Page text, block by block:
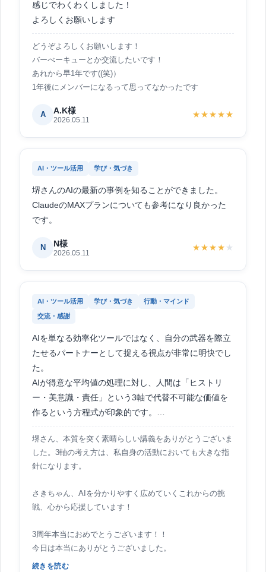
感じでわくわくしました！
よろしくお願いします
どうぞよろしくお願いします！
バーべーキューとか交流したいです！
あれから早1年です((笑)）
1年後にメンバーになるって思ってなかったです
A A.K様
2026.05.11
★★★★★
AI・ツール活用 学び・気づき
堺さんのAIの最新の事例を知ることができました。
ClaudeのMAXプランについても参考になり良かった
です。
N N様
2026.05.11
★★★★ ★
AI・ツール活用 学び・気づき 行動・マインド
交流・感謝
AIを単なる効率化ツールではなく、自分の武器を際立
たせるパートナーとして捉える視点が非常に明快でし
た。
AIが得意な平均値の処理に対し、人間は「ヒストリ
ー・美意識・責任」という3軸で代替不可能な価値を
作るという方程式が印象的です。
判断と責任は人間が担い、作業をAIに委ねるという境
界線を守ることで、より本質的な活動に集中できると
いう指針を得られる、非常に気づきの多い内容でし
た。
堺さん、本質を突く素晴らしい講義をありがとうございま
した。3軸の考え方は、私自身の活動においても大きな指
針になります。
さきちゃん、AIを分かりやすく広めていくこれからの挑
戦、心から応援しています！
3周年本当におめでとうございます！！
今日は本当にありがとうございました。
続きを読む